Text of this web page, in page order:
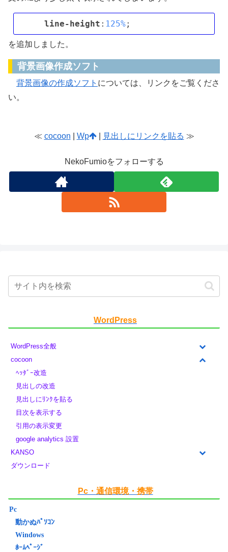
line-height : 125%
を追加しました。
背景画像作成ソフト
背景画像の作成ソフト については、リンクをご覧くださ
い。
≪ cocoon Wp | 見出しにリンクを貼る ≫
NekoFumioをフォローする
WordPress
WordPress全般
cocoon
ﾍｯﾀﾞｰ改造
見出しの改造
見出しにﾘﾝｸを貼る
目次を表示する
引用の表示変更
google analytics 設置
KANSO
ダウンロード
Pc・通信環境・携帯
Pc
動かぬﾊﾟｿｺﾝ
Windows
ﾎｰﾑﾍﾟｰｼﾞ